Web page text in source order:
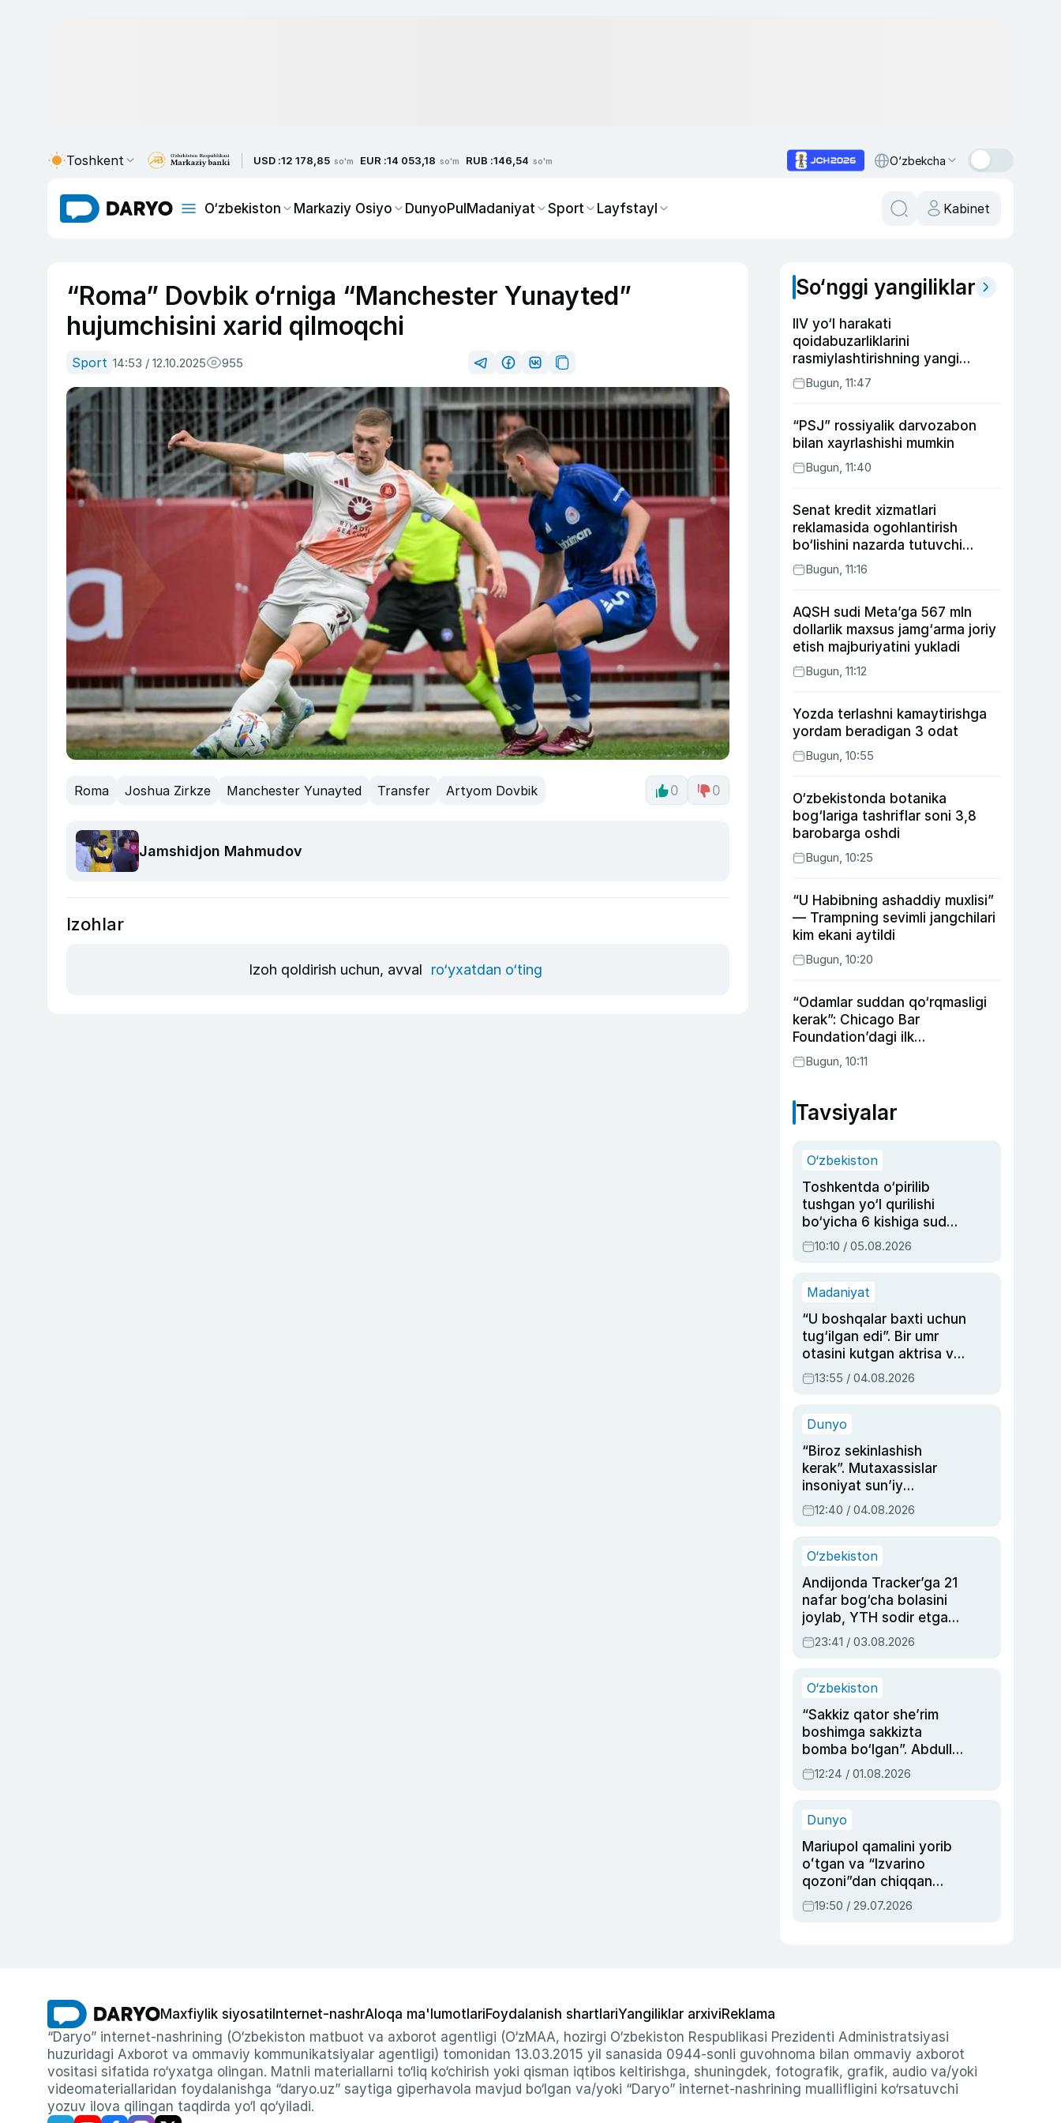
Toshkent USD :12 178,85 so'm EUR :14 053,18 so'm RUB :146,54 so'm O‘zbekcha
O‘zbekiston Markaziy Osiyo DunyoPulMadaniyat Sport Layfstayl Kabinet
“Roma” Dovbik o‘rniga “Manchester Yunayted”
hujumchisini xarid qilmoqchi
Sport 14:53 / 12.10.2025 955
Roma Joshua Zirkze Manchester Yunayted Transfer Artyom Dovbik 0 0
Jamshidjon Mahmudov
Izohlar
Izoh qoldirish uchun, avval ro‘yxatdan o‘ting
So‘nggi yangiliklar
IIV yo‘l harakati
qoidabuzarliklarini
rasmiylashtirishning yangi
tartibini taklif qildi
Bugun, 11:47
“PSJ” rossiyalik darvozabon
bilan xayrlashishi mumkin
Bugun, 11:40
Senat kredit xizmatlari
reklamasida ogohlantirish
bo‘lishini nazarda tutuvchi
qonunni ma’qulladi
Bugun, 11:16
AQSH sudi Meta’ga 567 mln
dollarlik maxsus jamg‘arma joriy
etish majburiyatini yukladi
Bugun, 11:12
Yozda terlashni kamaytirishga
yordam beradigan 3 odat
Bugun, 10:55
O‘zbekistonda botanika
bog‘lariga tashriflar soni 3,8
barobarga oshdi
Bugun, 10:25
“U Habibning ashaddiy muxlisi”
— Trampning sevimli jangchilari
kim ekani aytildi
Bugun, 10:20
“Odamlar suddan qo‘rqmasligi
kerak”: Chicago Bar
Foundation’dagi ilk
o‘zbekistonlik Go‘zal
Abduaxatova
Bugun, 10:11
Tavsiyalar
O‘zbekiston
Toshkentda o‘pirilib
tushgan yo‘l qurilishi
bo‘yicha 6 kishiga sud
hukmi o‘qildi
10:10 / 05.08.2026
Madaniyat
“U boshqalar baxti uchun
tug‘ilgan edi”. Bir umr
otasini kutgan aktrisa va
dublyaj ustasi Rimma
Ahmedovaning
13:55 / 04.08.2026
Dunyo
“Biroz sekinlashish
kerak”. Mutaxassislar
insoniyat sun’iy
intellektni boshqara
olmay qolishidan xavotir
12:40 / 04.08.2026
O‘zbekiston
Andijonda Tracker’ga 21
nafar bog‘cha bolasini
joylab, YTH sodir etgan
ayolga sud hukmi o‘qildi
23:41 / 03.08.2026
O‘zbekiston
“Sakkiz qator she’rim
boshimga sakkizta
bomba bo‘lgan”. Abdulla
Oripovni siyosiy
ayblovlardan asrab
12:24 / 01.08.2026
Dunyo
Mariupol qamalini yorib
oʻtgan va “Izvarino
qozoni”dan chiqqan
qahramon — Ukraina
armiyasi bosh
19:50 / 29.07.2026
Maxfiylik siyosati Internet-nashrAloqa ma'lumotlariFoydalanish shartlariYangiliklar arxiviReklama
“Daryo” internet-nashrining (O‘zbekiston matbuot va axborot agentligi (O‘zMAA, hozirgi O‘zbekiston Respublikasi Prezidenti Administratsiyasi
huzuridagi Axborot va ommaviy kommunikatsiyalar agentligi) tomonidan 13.03.2015 yil sanasida 0944-sonli guvohnoma bilan ommaviy axborot
vositasi sifatida ro‘yxatga olingan. Matnli materiallarni to‘liq ko‘chirish yoki qisman iqtibos keltirishga, shuningdek, fotografik, grafik, audio va/yoki
videomateriallaridan foydalanishga “daryo.uz” saytiga giperhavola mavjud bo‘lgan va/yoki “Daryo” internet-nashrining muallifligini ko‘rsatuvchi
yozuv ilova qilingan taqdirda yo‘l qo‘yiladi.